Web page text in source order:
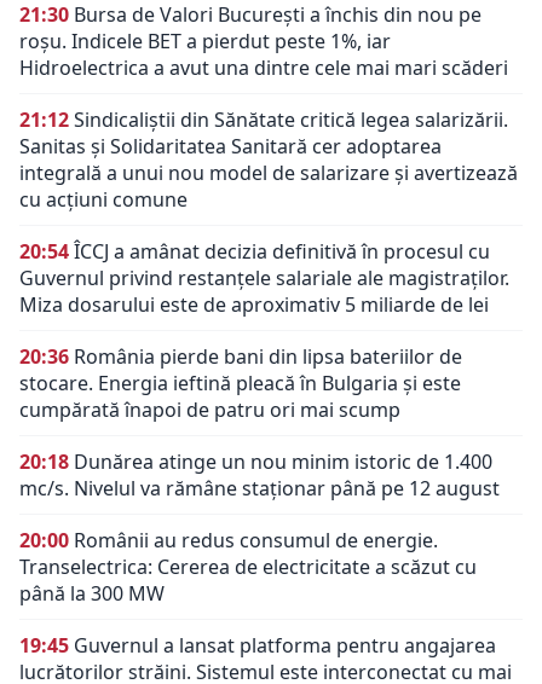
21:30 Bursa de Valori București a închis din nou pe
roșu. Indicele BET a pierdut peste 1%, iar
Hidroelectrica a avut una dintre cele mai mari scăderi
21:12Sindicaliștii din Sănătate critică legea salarizării.
Sanitas și Solidaritatea Sanitară cer adoptarea
integrală a unui nou model de salarizare și avertizează
cu acțiuni comune
20:54ÎCCJ a amânat decizia definitivă în procesul cu
Guvernul privind restanțele salariale ale magistraților.
Miza dosarului este de aproximativ 5 miliarde de lei
20:36 România pierde bani din lipsa bateriilor de
stocare. Energia ieftină pleacă în Bulgaria și este
cumpărată înapoi de patru ori mai scump
20:18 Dunărea atinge un nou minim istoric de 1.400
mc/s. Nivelul va rămâne staționar până pe 12 august
20:00 Românii au redus consumul de energie.
Transelectrica: Cererea de electricitate a scăzut cu
până la 300 MW
19:45 Guvernul a lansat platforma pentru angajarea
lucrătorilor străini. Sistemul este interconectat cu mai